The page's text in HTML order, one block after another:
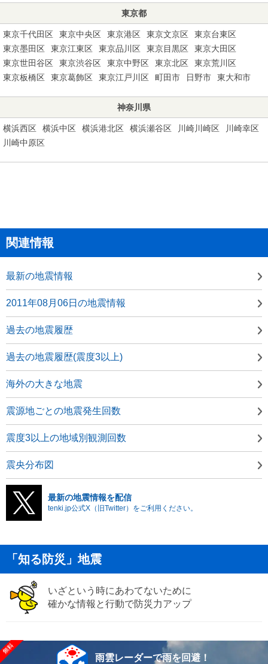
東京都
東京千代田区 東京中央区 東京港区 東京文京区
東京台東区
東京墨田区
東京江東区 東京品川区 東京目黒区
東京大田区
東京世田谷区
東京渋谷区 東京中野区 東京北区
東京荒川区
東京板橋区
東京葛飾区 東京江戸川区 町田市 日野市 東大和市
神奈川県
横浜西区 横浜中区 横浜港北区 横浜瀬谷区 川崎川崎区
川崎幸区
川崎中原区
関連情報
最新の地震情報
2011年08月06日の地震情報
過去の地震履歴
過去の地震履歴(震度3以上)
海外の大きな地震
震源地ごとの地震発生回数
震度3以上の地域別観測回数
震央分布図
最新の地震情報を配信
tenki.jp公式X（旧Twitter）をご利用ください。
「知る防災」地震
いざという時にあわてないために
確かな情報と行動で防災力アップ
雨雲レーダーで雨を回避！